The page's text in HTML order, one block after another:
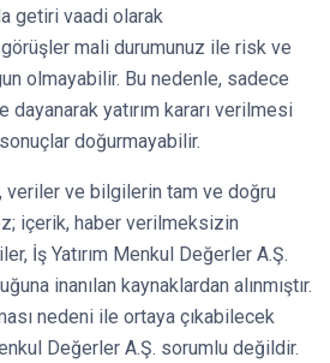
getiri vaadi olarak
görüşler mali durumunuz ile risk ve
olmayabilir. Bu nedenle, sadece
yatırım kararı verilmesi
doğurmayabilir.
veriler ve bilgilerin tam ve doğru
içerik, haber verilmeksizin
İş Yatırım Menkul Değerler A.Ş.
inanılan kaynaklardan alınmıştır.
nedeni ile ortaya çıkabilecek
Değerler A.Ş. sorumlu değildir.